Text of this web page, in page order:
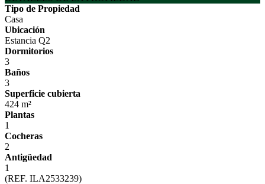
Tipo de Propiedad
Casa
Ubicación
Estancia Q2
Dormitorios
3
Baños
3
Superficie cubierta
424 m²
Plantas
1
Cocheras
2
Antigüedad
1
(REF. ILA2533239)